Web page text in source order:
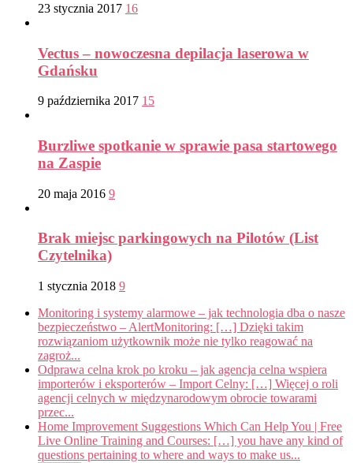
23 stycznia 2017 16
Vectus – nowoczesna depilacja laserowa w
Gdańsku
9 października 2017 15
Burzliwe spotkanie w sprawie pasa startowego
na Zaspie
20 maja 2016 9
Brak miejsc parkingowych na Pilotów (List
Czytelnika)
1 stycznia 2018 9
Monitoring i systemy alarmowe – jak technologia dba o nasze
bezpieczeństwo – AlertMonitoring: […] Dzięki takim
rozwiązaniom użytkownik może nie tylko reagować na
zagroż...
Odprawa celna krok po kroku – jak agencja celna wspiera
importerów i eksporterów – Import Celny: […] Więcej o roli
agencji celnych w międzynarodowym obrocie towarami
przec...
Home Improvement Suggestions Which Can Help You | Free
Live Online Training and Courses: […] you have any kind of
questions pertaining to where and ways to make us...